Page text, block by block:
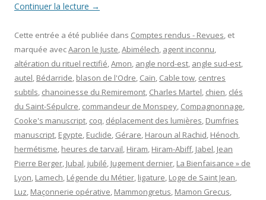
Continuer la lecture →
Cette entrée a été publiée dans Comptes rendus - Revues, et
marquée avecAaron le Juste,Abimélech, agent inconnu,
altération du rituel rectifié,Amon, angle nord-est, angle sud-est,
autel, Bédarride, blason de l'Odre, Caïn, Cable tow, centres
subtils, chanoinesse du Remiremont, Charles Martel, chien, clés
du Saint-Sépulcre, commandeur de Monspey, Compagnonnage,
Cooke's manuscript, coq, déplacement des lumières, Dumfries
manuscript, Egypte, Euclide, Gérare, Haroun al Rachid, Hénoch,
hermétisme, heures de tarvail, Hiram, Hiram-Abiff, Jabel, Jean
Pierre Berger, Jubal, jubilé, Jugement dernier, La Bienfaisance » de
Lyon, Lamech, Légende du Métier, ligature, Loge de Saint Jean,
Luz, Maçonnerie opérative, Mammongretus, Mamon Grecus,